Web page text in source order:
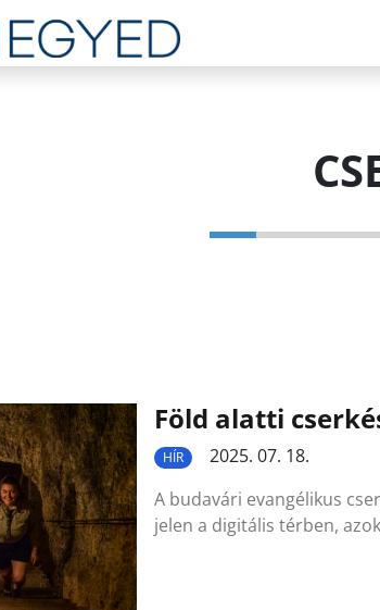
Föld alatti
HÍR
2025. 07. 18.
A budavári evangélikus
jelen a digitális térben,